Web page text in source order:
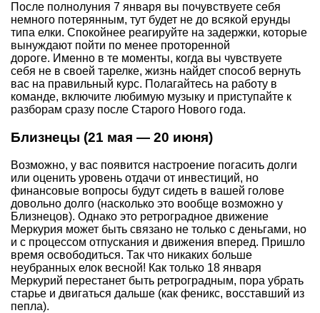
После полнолуния 7 января вы почувствуете себя
немного потерянным, тут будет не до всякой ерунды
типа елки. Спокойнее реагируйте на задержки, которые
вынуждают пойти по менее проторенной
дороге. Именно в те моменты, когда вы чувствуете
себя не в своей тарелке, жизнь найдет способ вернуть
вас на правильный курс. Полагайтесь на работу в
команде, включите любимую музыку и приступайте к
разборам сразу после Старого Нового года.
Близнецы (21 мая — 20 июня)
Возможно, у вас появится настроение погасить долги
или оценить уровень отдачи от инвестиций, но
финансовые вопросы будут сидеть в вашей голове
довольно долго (насколько это вообще возможно у
Близнецов). Однако это ретроградное движение
Меркурия может быть связано не только с деньгами, но
и с процессом отпускания и движения вперед. Пришло
время освободиться. Так что никаких больше
неубранных елок весной! Как только 18 января
Меркурий перестанет быть ретроградным, пора убрать
старье и двигаться дальше (как феникс, восставший из
пепла).